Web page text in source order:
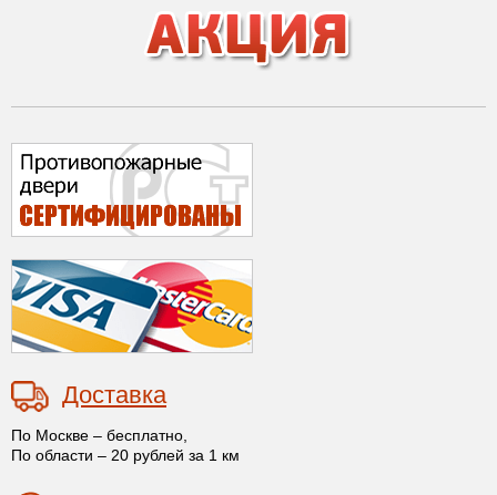
Доставка
По Москве – бесплатно,
По области – 20 рублей за 1 км